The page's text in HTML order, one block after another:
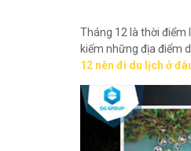
Tháng 12 là thời điểm
kiếm những địa điểm
12 nên đi du lịch ở